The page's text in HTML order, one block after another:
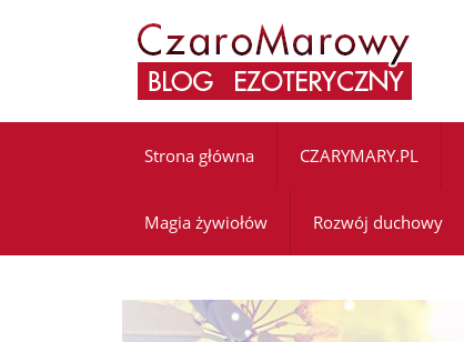
Strona główna CZARYMARY.PL
Magia żywiołów Rozwój duchowy